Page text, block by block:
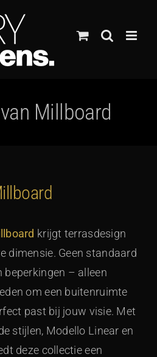
Millboard
krijgt terrasdesign
dimensie. Geen standaard
beperkingen – alleen
om een buitenruimte
past bij jouw visie. Met
stijlen, Modello Linear en
deze collectie een